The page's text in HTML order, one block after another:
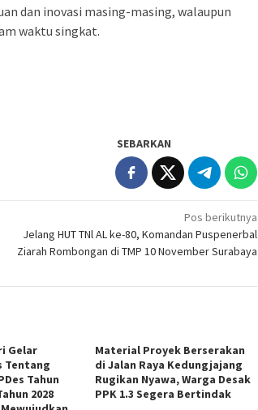
dan inovasi masing-masing, walaupun
waktu singkat.
SEBARKAN
Pos berikutnya
Jelang HUT TNl AL ke-80, Komandan Puspenerbal
Ziarah Rombongan di TMP 10 November Surabaya
Gelar
Tentang
Tahun
2028
Material Proyek Berserakan
di Jalan Raya Kedungjajang
Rugikan Nyawa, Warga Desak
PPK 1.3 Segera Bertindak